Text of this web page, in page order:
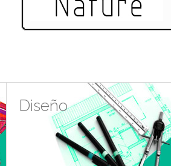
Diseño